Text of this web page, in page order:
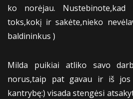
ko norėjau. Nustebinote,kad
toks,kokį ir sakėte,nieko
baldininkus )
Milda puikiai atliko savo
norus,taip pat gavau ir iš jos
kantrybę:) visada stengėsi